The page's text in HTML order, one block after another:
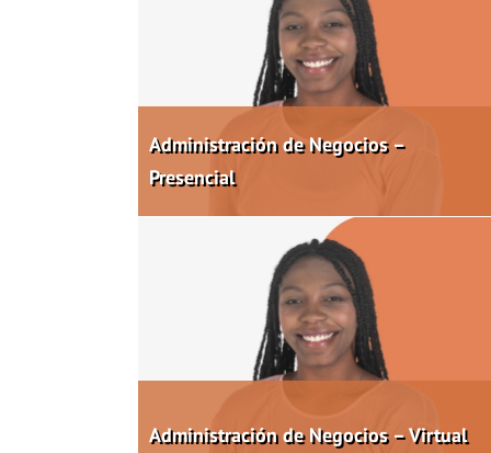
Administración de Negocios –
Presencial
Administración de Negocios – Virtual